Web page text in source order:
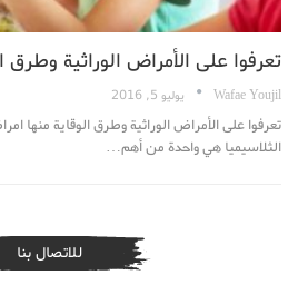
تعرفوا على الأمراض الوراثية وطرق
Wafae Youjil يوليو 5, 2016
تعرفوا على الأمراض الوراثية وطرق الوقاية منها
الثلاسيميا هي واحدة من أهم…
للاتصال بنا